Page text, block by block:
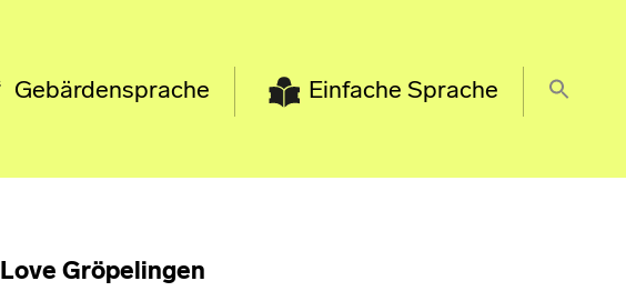
Gebärdensprache Einfache Sprache
Love Gröpelingen